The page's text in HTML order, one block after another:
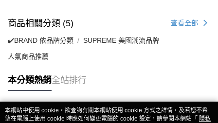
商品相關分類 (5) 查看全部
✔️BRAND 依品牌分類 SUPREME 美國潮流品牌
人氣商品推薦
本分類熱銷全站排行
熱門標籤
本網站中使用 cookie，欲查詢有關本網站使用 cookie 方式之詳情，及若您不希
望在電腦上使用 cookie 時應如何變更電腦的 cookie 設定，請參閱本網站「 隱私